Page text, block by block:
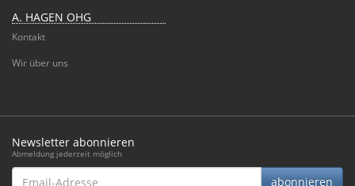
A. HAGEN OHG
Kontakt
Wir über uns
Newsletter abonnieren
Abmeldung jederzeit möglich
Email-
abonnieren